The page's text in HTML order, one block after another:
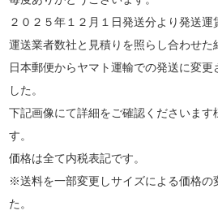
２０２５年１２月１日発送分より発送運
運送業者数社と見積りを照らし合わせた
日本郵便からヤマト運輸での発送に変更
した。
下記画像にて詳細をご確認くださいます
す。
価格は全て内税表記です。
※送料を一部変更しサイズによる価格の
た。